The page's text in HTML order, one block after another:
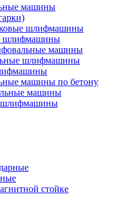
машины
шлифмашины
шлифмашины
машины
шлифмашины
машины по бетону
машины
стойке